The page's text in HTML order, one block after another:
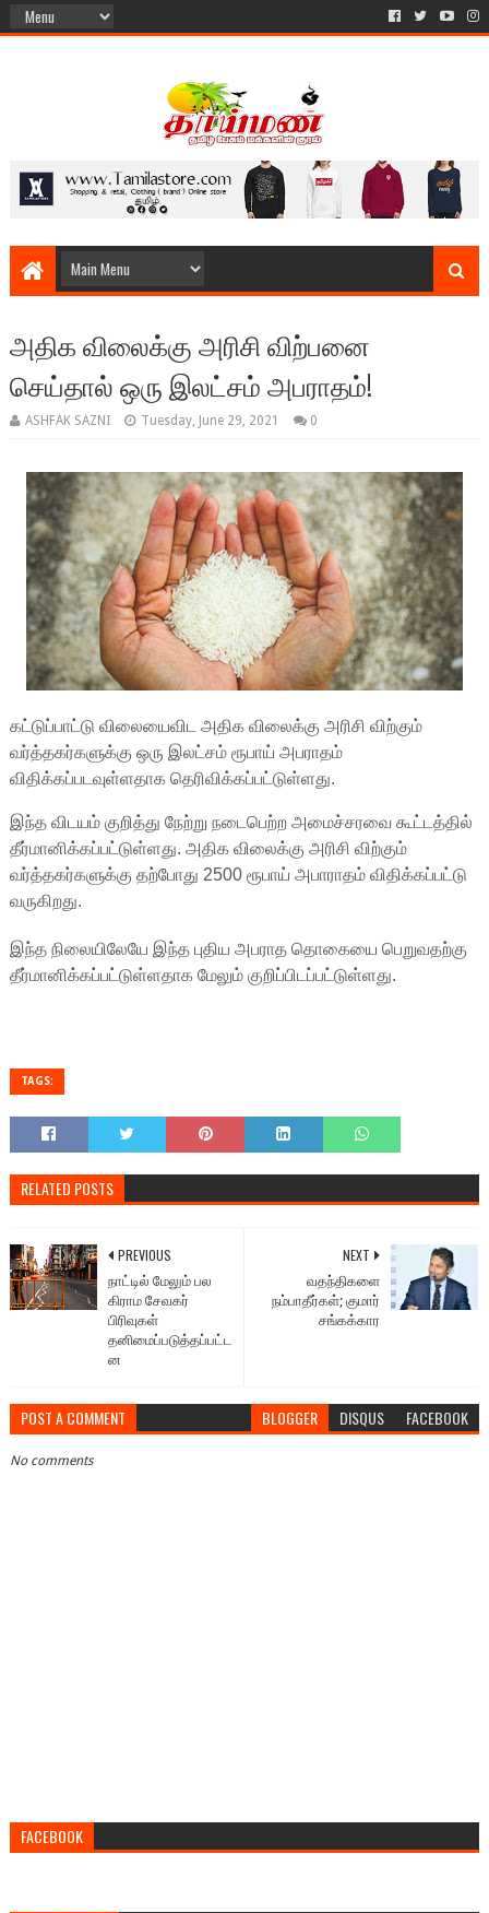
அதிக விலைக்கு அரிசி விற்பனை
செய்தால் ஒரு இலட்சம் அபராதம்!
ASHFAK SAZNI Tuesday, June 29, 2021 0
கட்டுப்பாட்டு விலையைவிட அதிக விலைக்கு அரிசி விற்கும்
வர்த்தகர்களுக்கு ஒரு இலட்சம் ரூபாய் அபராதம்
விதிக்கப்படவுள்ளதாக தெரிவிக்கப்பட்டுள்ளது.
இந்த விடயம் குறித்து நேற்று நடைபெற்ற அமைச்சரவை கூட்டத்தில்
தீர்மானிக்கப்பட்டுள்ளது. அதிக விலைக்கு அரிசி விற்கும்
வர்த்தகர்களுக்கு தற்போது 2500 ரூபாய் அபாராதம் விதிக்கப்பட்டு
வருகிறது.
இந்த நிலையிலேயே இந்த புதிய அபராத தொகையை பெறுவதற்கு
தீர்மானிக்கப்பட்டுள்ளதாக மேலும் குறிப்பிடப்பட்டுள்ளது.
TAGS:
RELATED POSTS
NEXT
வதந்திகளை
நம்பாதீர்கள்; குமார்
சங்கக்கார
PREVIOUS
நாட்டில் மேலும் பல
கிராம சேவகர்
பிரிவுகள்
தனிமைப்படுத்தப்பட்ட
ன
POST A COMMENT BLOGGER DISQUS FACEBOOK
No comments
FACEBOOK